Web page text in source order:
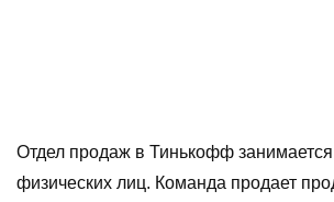
Отдел продаж в Тинькофф
физических лиц. Команда продает